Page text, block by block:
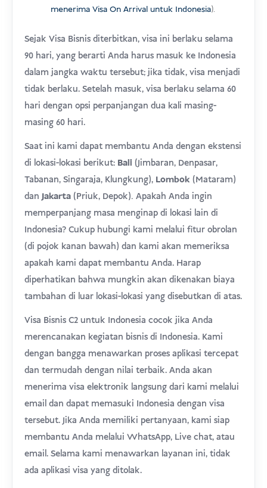
menerima Visa On Arrival untuk Indonesia).
Sejak Visa Bisnis diterbitkan, visa ini berlaku selama
90 hari, yang berarti Anda harus masuk ke Indonesia
dalam jangka waktu tersebut; jika tidak, visa menjadi
tidak berlaku. Setelah masuk, visa berlaku selama 60
hari dengan opsi perpanjangan dua kali masing-
masing 60 hari.
Saat ini kami dapat membantu Anda dengan ekstensi
di lokasi-lokasi berikut: Bali (Jimbaran, Denpasar,
Tabanan, Singaraja, Klungkung), Lombok (Mataram)
danJakarta(Priuk, Depok). Apakah Anda ingin
memperpanjang masa menginap di lokasi lain di
Indonesia? Cukup hubungi kami melalui fitur obrolan
(di pojok kanan bawah) dan kami akan memeriksa
apakah kami dapat membantu Anda. Harap
diperhatikan bahwa mungkin akan dikenakan biaya
tambahan di luar lokasi-lokasi yang disebutkan di atas.
Visa Bisnis C2 untuk Indonesia cocok jika Anda
merencanakan kegiatan bisnis di Indonesia. Kami
dengan bangga menawarkan proses aplikasi tercepat
dan termudah dengan nilai terbaik. Anda akan
menerima visa elektronik langsung dari kami melalui
email dan dapat memasuki Indonesia dengan visa
tersebut. Jika Anda memiliki pertanyaan, kami siap
membantu Anda melalui WhatsApp, Live chat, atau
email. Selama kami menawarkan layanan ini, tidak
ada aplikasi visa yang ditolak.